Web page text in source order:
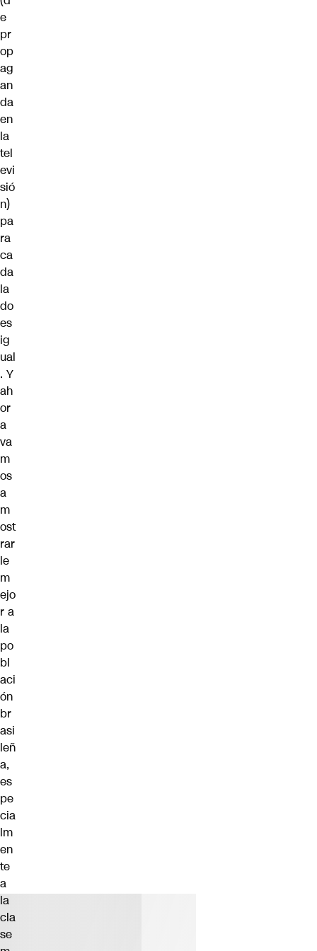
e
pr
op
ag
an
da
en
la
tel
evi
sió
n)
pa
ra
ca
da
la
do
es
ig
ual
. Y
ah
or
a
va
m
os
a
m
ost
rar
le
m
ejo
r a
la
po
bl
aci
ón
br
asi
leñ
a,
es
pe
cia
lm
en
te
a
la
cla
se